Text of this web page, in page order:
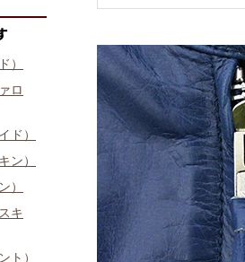
）
ロ
ド）
ン）
）
キ
ト）